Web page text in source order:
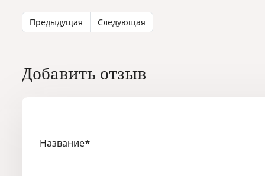
Предыдущая Следующая
Добавить отзыв
Название*